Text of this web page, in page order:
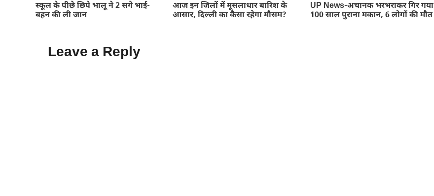
स्कूल के पीछे छिपे भालू ने 2 सगे भाई-
बहन की ली जान
आज इन जिलों में मूसलाधार बारिश के
आसार, दिल्ली का कैसा रहेगा मौसम?
UP News-अचानक भरभराकर गिर गया
100 साल पुराना मकान, 6 लोगों की मौत
Leave a Reply